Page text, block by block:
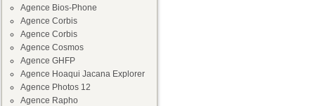
Agence Bios-Phone
Agence Corbis
Agence Corbis
Agence Cosmos
Agence GHFP
Agence Hoaqui Jacana Explorer
Agence Photos 12
Agence Rapho